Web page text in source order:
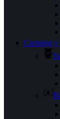
Camping y